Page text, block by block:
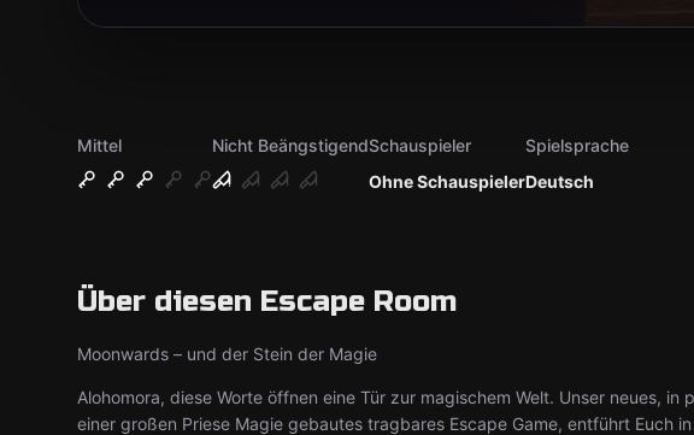
Mittel
Nicht Beängstigend
Ohne Schauspieler
Schauspieler
Deutsch
Spielsprache
Über diesen Escape Room
Moonwards – und der Stein der Magie
Alohomora, diese Worte öffnen eine Tür zur magischem Welt. Unser neues,
einer großen Priese Magie gebautes tragbares Escape Game, entführt Euch